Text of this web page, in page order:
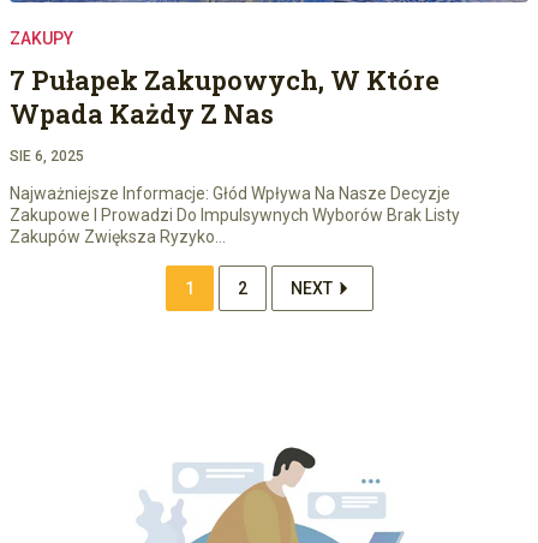
ZAKUPY
7 Pułapek Zakupowych, W Które
Wpada Każdy Z Nas
SIE 6, 2025
Najważniejsze Informacje: Głód Wpływa Na Nasze Decyzje
Zakupowe I Prowadzi Do Impulsywnych Wyborów Brak Listy
Zakupów Zwiększa Ryzyko…
1 2 NEXT